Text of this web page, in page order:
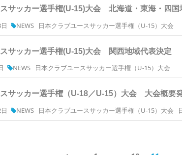
スサッカー選手権(U-15)大会 北海道・東海・四国
NEWS 日本クラブユースサッカー選手権（U-15）大会
スサッカー選手権(U-15)大会 関西地域代表決定
NEWS 日本クラブユースサッカー選手権（U-15）大会
スサッカー選手権（U-18／U-15）大会 大会概要
NEWS 日本クラブユースサッカー選手権（U-15）大会